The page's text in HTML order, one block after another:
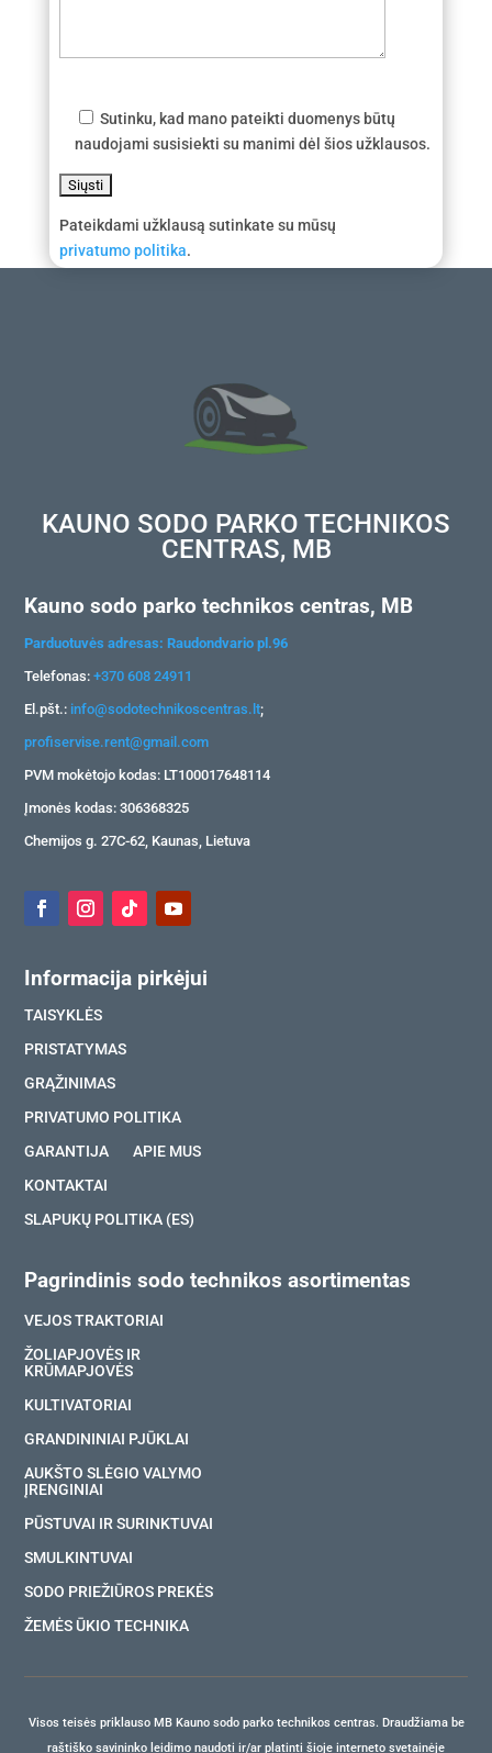
Sutinku, kad mano pateikti duomenys būtų
naudojami susisiekti su manimi dėl šios užklausos.
Pateikdami užklausą sutinkate su mūsų
privatumo politika.
KAUNO SODO PARKO TECHNIKOS
CENTRAS, MB
Kauno sodo parko technikos centras, MB
Parduotuvės adresas: Raudondvario pl.96
Telefonas:+370 608 24911
El.pšt.: info@sodotechnikoscentras.lt;
profiservise.rent@gmail.com
PVM mokėtojo kodas: LT100017648114
Įmonės kodas: 306368325
Chemijos g. 27C-62, Kaunas, Lietuva
Informacija pirkėjui
TAISYKLĖS
PRISTATYMAS
GRĄŽINIMAS
PRIVATUMO POLITIKA
GARANTIJA
APIE MUS
KONTAKTAI
SLAPUKŲ POLITIKA (ES)
Pagrindinis sodo technikos asortimentas
VEJOS TRAKTORIAI
ŽOLIAPJOVĖS IR
KRŪMAPJOVĖS
KULTIVATORIAI
GRANDININIAI PJŪKLAI
AUKŠTO SLĖGIO VALYMO
ĮRENGINIAI
PŪSTUVAI IR SURINKTUVAI
SMULKINTUVAI
SODO PRIEŽIŪROS PREKĖS
ŽEMĖS ŪKIO TECHNIKA
Visos teisės priklauso MB Kauno sodo parko technikos centras. Draudžiama be
raštiško savininko leidimo naudoti ir/ar platinti šioje interneto svetainėje